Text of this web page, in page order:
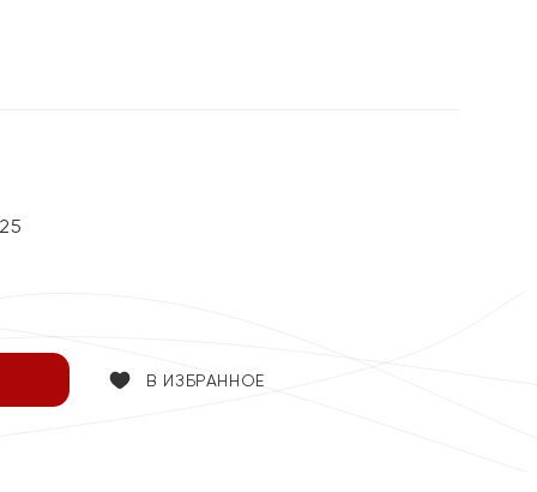
В ИЗБРАННОЕ